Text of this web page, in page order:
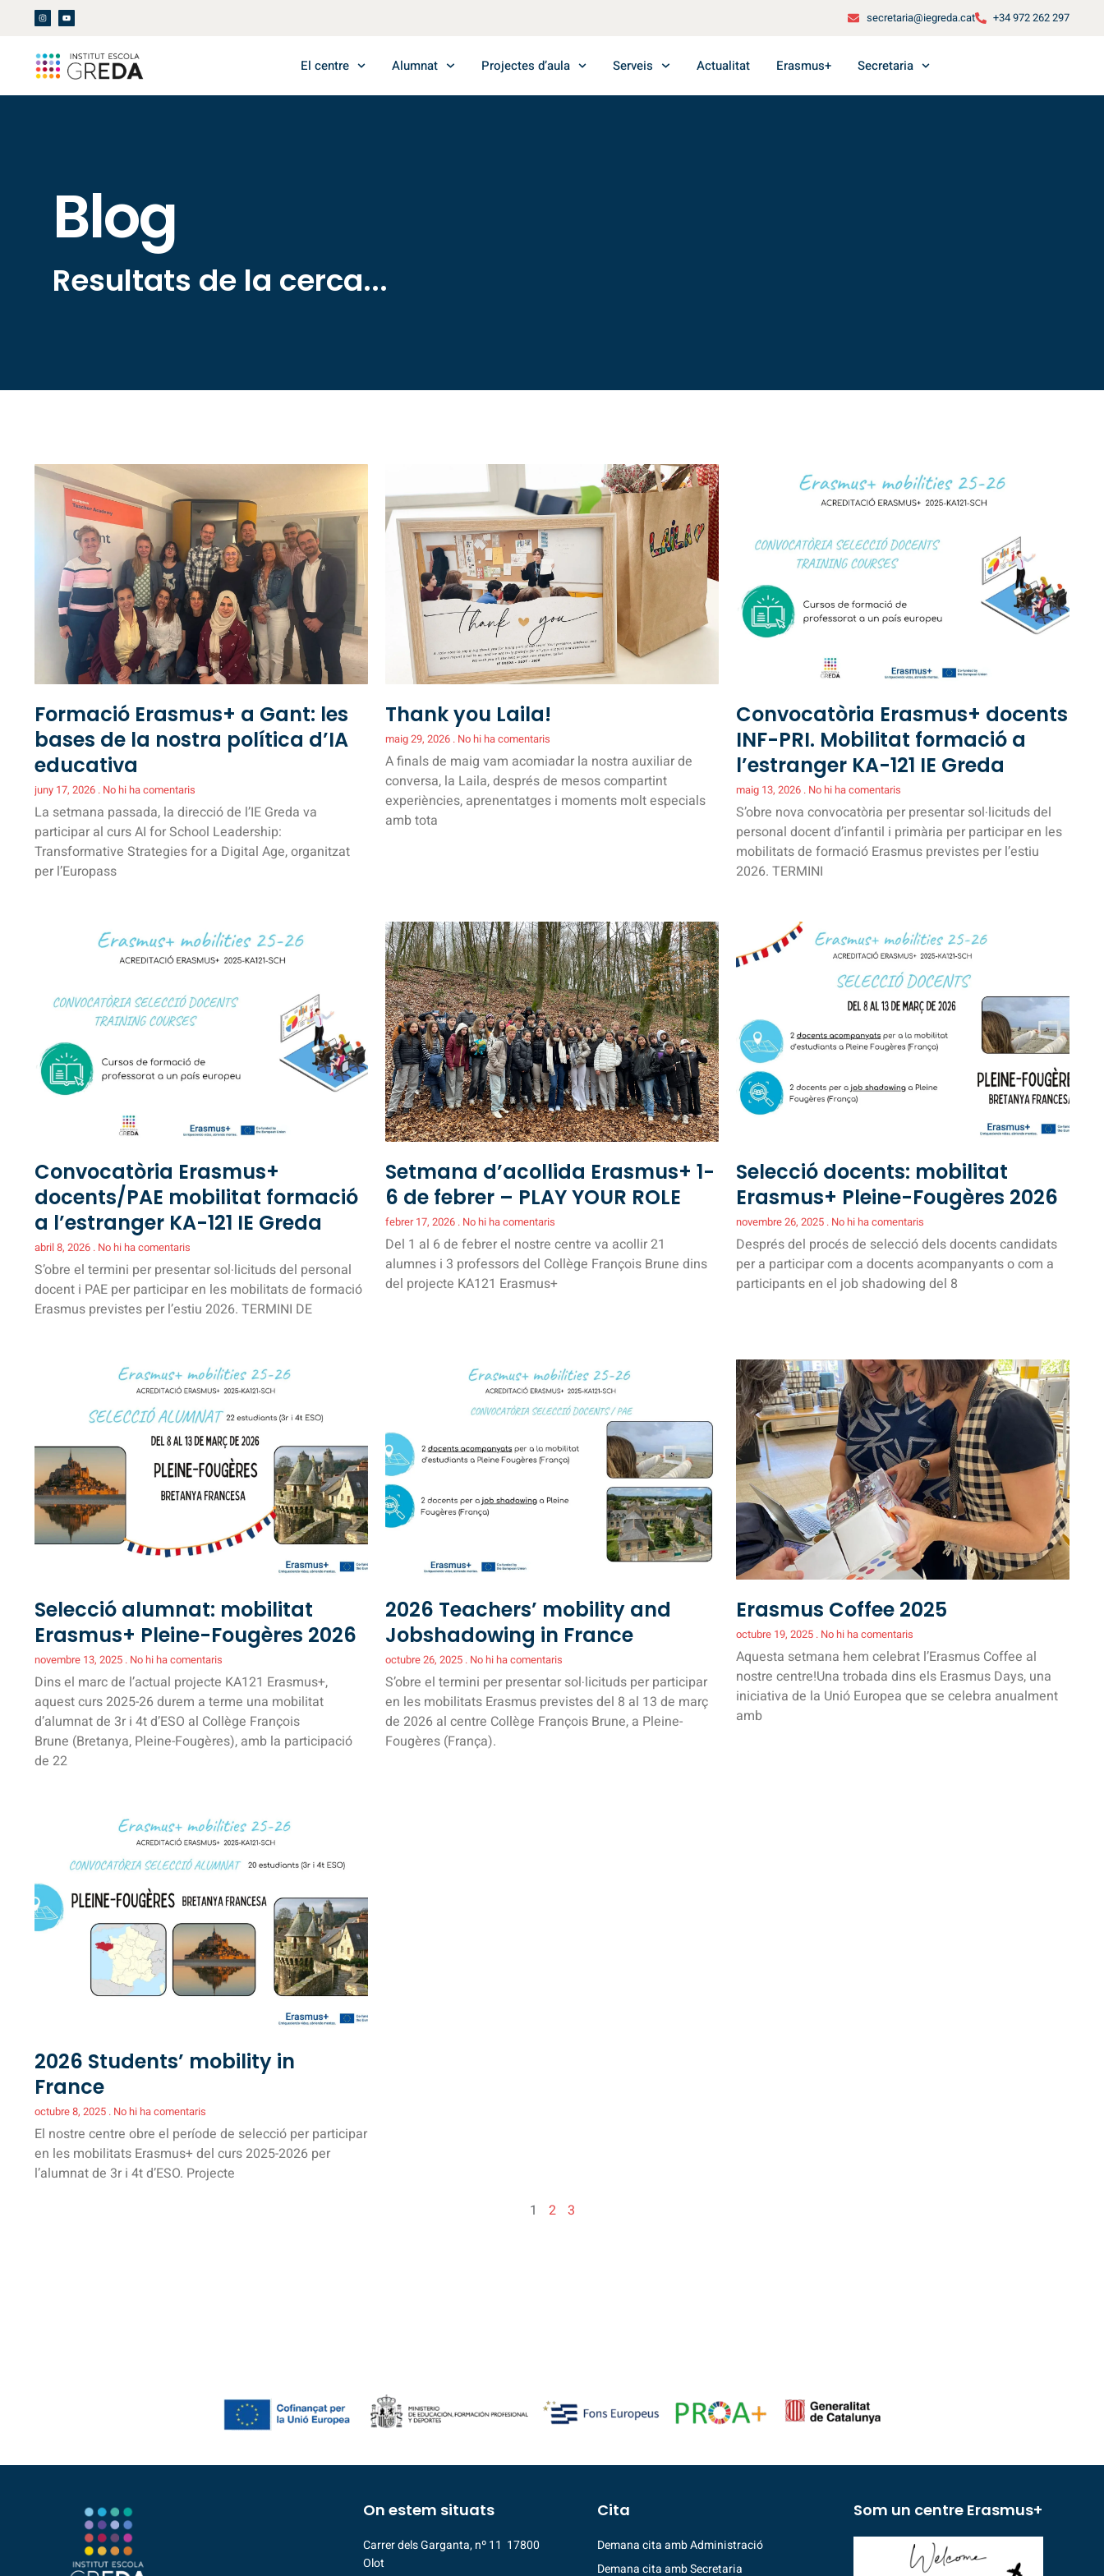
secretaria@iegreda.cat +34 972 262 297
El centre Alumnat Projectes d’aula Serveis Actualitat Erasmus+ Secretaria
Blog
Resultats de la cerca...
Formació Erasmus+ a Gant: les
bases de la nostra política d’IA
educativa
juny 17, 2026 No hi ha comentaris
La setmana passada, la direcció de l’IE Greda va
participar al curs AI for School Leadership:
Transformative Strategies for a Digital Age, organitzat
per l’Europass
Thank you Laila!
maig 29, 2026 No hi ha comentaris
A finals de maig vam acomiadar la nostra auxiliar de
conversa, la Laila, després de mesos compartint
experiències, aprenentatges i moments molt especials
amb tota
Convocatòria Erasmus+ docents
INF-PRI. Mobilitat formació a
l’estranger KA-121 IE Greda
maig 13, 2026 No hi ha comentaris
S’obre nova convocatòria per presentar sol·licituds del
personal docent d’infantil i primària per participar en les
mobilitats de formació Erasmus previstes per l’estiu
2026. TERMINI
Convocatòria Erasmus+
docents/PAE mobilitat formació
a l’estranger KA-121 IE Greda
abril 8, 2026 No hi ha comentaris
S’obre el termini per presentar sol·licituds del personal
docent i PAE per participar en les mobilitats de formació
Erasmus previstes per l’estiu 2026. TERMINI DE
Setmana d’acollida Erasmus+ 1-
6 de febrer – PLAY YOUR ROLE
febrer 17, 2026 No hi ha comentaris
Del 1 al 6 de febrer el nostre centre va acollir 21
alumnes i 3 professors del Collège François Brune dins
del projecte KA121 Erasmus+
Selecció docents: mobilitat
Erasmus+ Pleine-Fougères 2026
novembre 26, 2025 No hi ha comentaris
Després del procés de selecció dels docents candidats
per a participar com a docents acompanyants o com a
participants en el job shadowing del 8
Selecció alumnat: mobilitat
Erasmus+ Pleine-Fougères 2026
novembre 13, 2025 No hi ha comentaris
Dins el marc de l’actual projecte KA121 Erasmus+,
aquest curs 2025-26 durem a terme una mobilitat
d’alumnat de 3r i 4t d’ESO al Collège François
Brune (Bretanya, Pleine-Fougères), amb la participació
de 22
2026 Teachers’ mobility and
Jobshadowing in France
octubre 26, 2025 No hi ha comentaris
S’obre el termini per presentar sol·licituds per participar
en les mobilitats Erasmus previstes del 8 al 13 de març
de 2026 al centre Collège François Brune, a Pleine-
Fougères (França).
Erasmus Coffee 2025
octubre 19, 2025 No hi ha comentaris
Aquesta setmana hem celebrat l’Erasmus Coffee al
nostre centre!Una trobada dins els Erasmus Days, una
iniciativa de la Unió Europea que se celebra anualment
amb
2026 Students’ mobility in
France
octubre 8, 2025 No hi ha comentaris
El nostre centre obre el període de selecció per participar
en les mobilitats Erasmus+ del curs 2025-2026 per
l’alumnat de 3r i 4t d’ESO. Projecte
1
2 3
On estem situats
Carrer dels Garganta, nº 11 17800
Olot
Cita
Demana cita amb Administració
Demana cita amb Secretaria
Som un centre Erasmus+